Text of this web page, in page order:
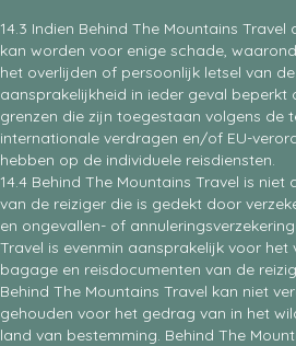
14.3 Indien Behind The Mountains
kan worden voor enige schade,
het overlijden of persoonlijk letsel van
aansprakelijkheid in ieder geval
grenzen die zijn toegestaan volgens de
internationale verdragen en/of EU-
hebben op de individuele reisdiensten.
14.4 Behind The Mountains Travel is
van de reiziger die is gedekt door
en ongevallen- of
Travel is evenmin aansprakelijk voor het
bagage en reisdocumenten van de
Behind The Mountains Travel kan niet
gehouden voor het gedrag van in het
land van bestemming. Behind The